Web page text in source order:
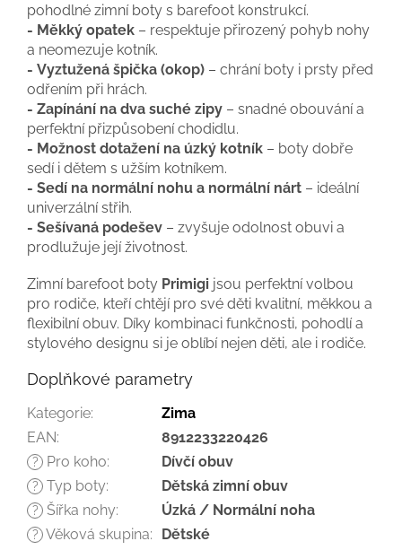
pohodlné zimní boty s barefoot konstrukcí.
- Měkký opatek – respektuje přirozený pohyb nohy
a neomezuje kotník.
- Vyztužená špička (okop) – chrání boty i prsty před
odřením při hrách.
- Zapínání na dva suché zipy – snadné obouvání a
perfektní přizpůsobení chodidlu.
- Možnost dotažení na úzký kotník – boty dobře
sedí i dětem s užším kotníkem.
- Sedí na normální nohu a normální nárt – ideální
univerzální střih.
- Sešívaná podešev – zvyšuje odolnost obuvi a
prodlužuje její životnost.
Zimní barefoot boty Primigi jsou perfektní volbou
pro rodiče, kteří chtějí pro své děti kvalitní, měkkou a
flexibilní obuv. Díky kombinaci funkčnosti, pohodlí a
stylového designu si je oblíbí nejen děti, ale i rodiče.
Doplňkové parametry
Kategorie:
Zima
EAN: 8912233220426
? Pro koho: Dívčí obuv
? Typ boty: Dětská zimní obuv
? Šířka nohy: Úzká / Normální noha
? Věková skupina: Dětské